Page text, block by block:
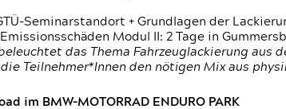
Seminarstandort + Grundlagen der
Modul II: 2 Tage in
das Thema Fahrzeuglackierung aus
Teilnehmer*Innen den nötigen Mix aus
im BMW-MOTORRAD ENDURO PARK